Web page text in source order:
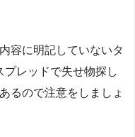
容に明記していないタ
プレッドで失せ物探し
るので注意をしましょ